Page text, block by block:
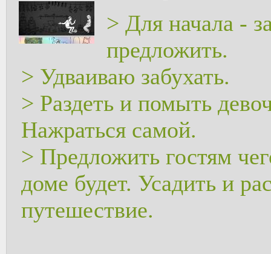
> Для начала -
предложить.
> Удваиваю забухать.
> Раздеть и помыть
Нажраться самой.
> Предложить гостям
доме будет. Усадить и
путешествие.